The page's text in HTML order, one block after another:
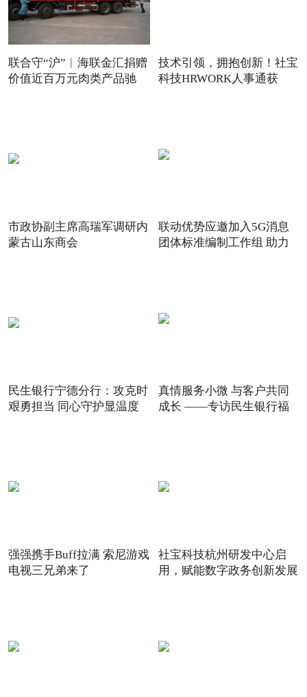
联合守“沪”︱海联金汇捐赠
价值近百万元肉类产品驰
技术引领，拥抱创新！社宝
科技HRWORK人事通获
市政协副主席高瑞军调研内
蒙古山东商会
联动优势应邀加入5G消息
团体标准编制工作组 助力
民生银行宁德分行：攻克时
艰勇担当 同心守护显温度
真情服务小微 与客户共同
成长 ——专访民生银行福
强强携手Buff拉满 索尼游戏
电视三兄弟来了
社宝科技杭州研发中心启
用，赋能数字政务创新发展